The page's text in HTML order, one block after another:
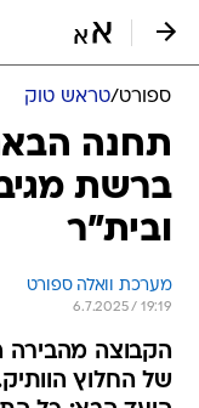
ספורט/טראש טוק
תחנה
ברשת
ובית"ר
מערכת וואלה ספורט
6.7.2025 / 19:19
הקבוצה מהבירה
של החלוץ